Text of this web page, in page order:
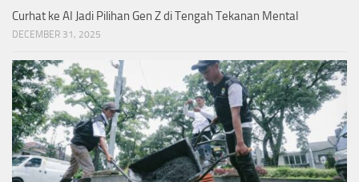
Curhat ke AI Jadi Pilihan Gen Z di Tengah Tekanan Mental
DECEMBER 31, 2025